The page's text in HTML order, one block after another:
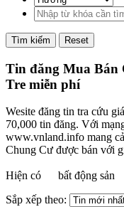
Tìm kiếm Reset
Tin đăng Mua Bán
Tre miễn phí
Wesite đăng tin tra cứu
70,000 tin đăng. Với
www.vnland.info mang
Chung Cư được bán với
Hiện có
bất động sản
Sắp xếp theo: